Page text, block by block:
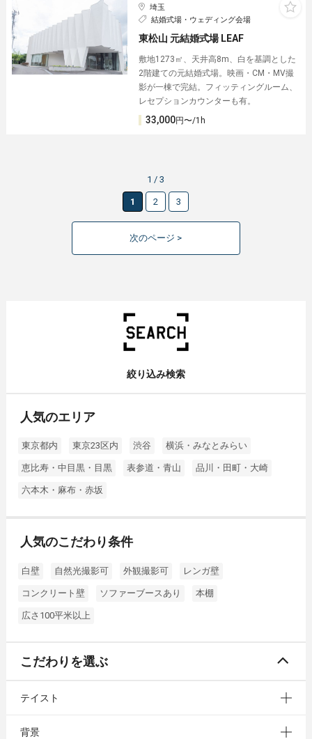
埼玉
結婚式場・ウェディング会場
東松山 元結婚式場 LEAF
敷地1273㎡、天井高8m、白を基調とした
2階建ての元結婚式場。映画・CM・MV撮
影が一棟で完結。フィッティングルーム、
レセプションカウンターも有。
33,000円〜/1h
1 / 3
1 2 3
次のページ >
絞り込み検索
人気のエリア
東京都内 東京23区内 渋谷 横浜・みなとみらい
恵比寿・中目黒・目黒 表参道・青山 品川・田町・大崎
六本木・麻布・赤坂
人気のこだわり条件
白壁 自然光撮影可 外観撮影可 レンガ壁
コンクリート壁 ソファーブースあり 本棚
広さ100平米以上
こだわりを選ぶ
テイスト
背景